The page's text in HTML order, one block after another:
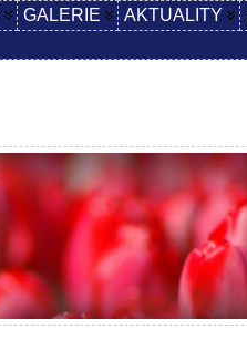
GALERIE AKTUALITY